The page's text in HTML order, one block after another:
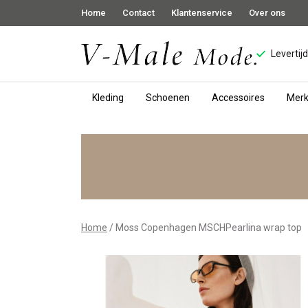
Home Contact Klantenservice Over ons
Kleding Schoenen Accessoires
MSCHPearlina
Home Moss Copenhagen MSCHPearlina wrap top